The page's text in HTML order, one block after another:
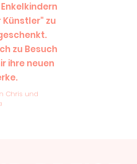
Künstler" zu
zu Besuch
ihre neuen
Chris und